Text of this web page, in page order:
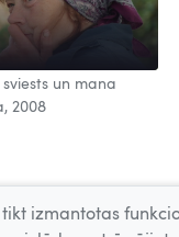
sviests un mana
2008
izmantotas